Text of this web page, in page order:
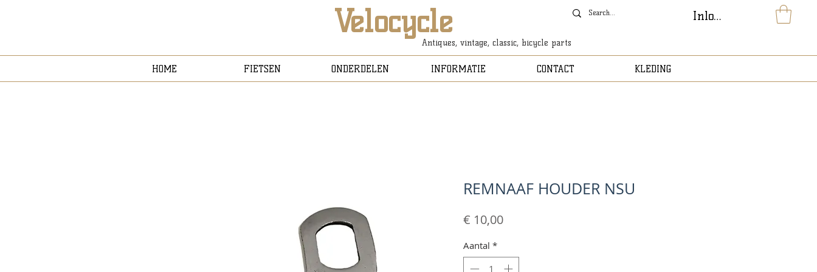
Velocycle
Antiques, vintage, classic, bicycle parts
Inloggen
HOME FIETSEN ONDERDELEN INFORMATIE CONTACT KLEDING
REMNAAF HOUDER NSU
€ 10,00Prijs
Aantal *